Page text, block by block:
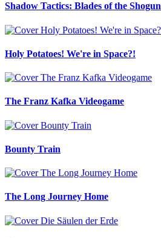
Shadow Tactics: Blades of the Shogun
Holy Potatoes! We're in Space?!
The Franz Kafka Videogame
Bounty Train
The Long Journey Home